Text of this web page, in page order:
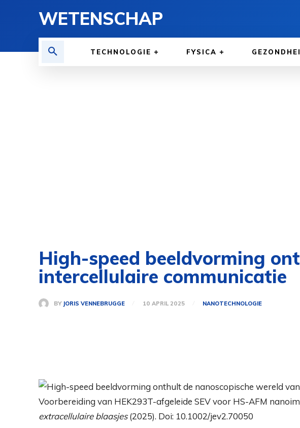
WETENSCHAP
TECHNOLOGIE FYSICA
High-speed beeldvorming
intercellulaire communicatie
BY JORIS VENNEBRUGGE 10 APRIL 2025 NANOTECHNOLOGIE
Voorbereiding van HEK293T-afgeleide SEV voor HS-AFM
extracellulaire blaasjes(2025). Doi: 10.1002/jev2.70050